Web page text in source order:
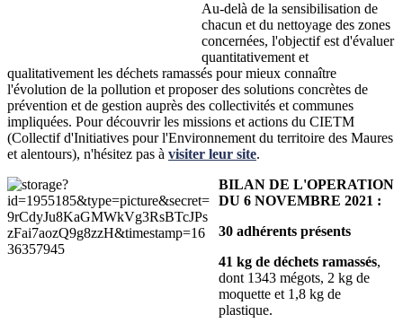
Au-delà de la sensibilisation de
chacun et du nettoyage des zones
concernées, l'objectif est d'évaluer
quantitativement et
qualitativement les déchets ramassés pour mieux connaître
l'évolution de la pollution et proposer des solutions concrètes de
prévention et de gestion auprès des collectivités et communes
impliquées. Pour découvrir les missions et actions du CIETM
(Collectif d'Initiatives pour l'Environnement du territoire des Maures
et alentours), n'hésitez pas à visiter leur site.
BILAN DE L'OPERATION
DU 6 NOVEMBRE 2021 :
30 adhérents présents
41 kg de déchets ramassés,
dont 1343 mégots, 2 kg de
moquette et 1,8 kg de
plastique.